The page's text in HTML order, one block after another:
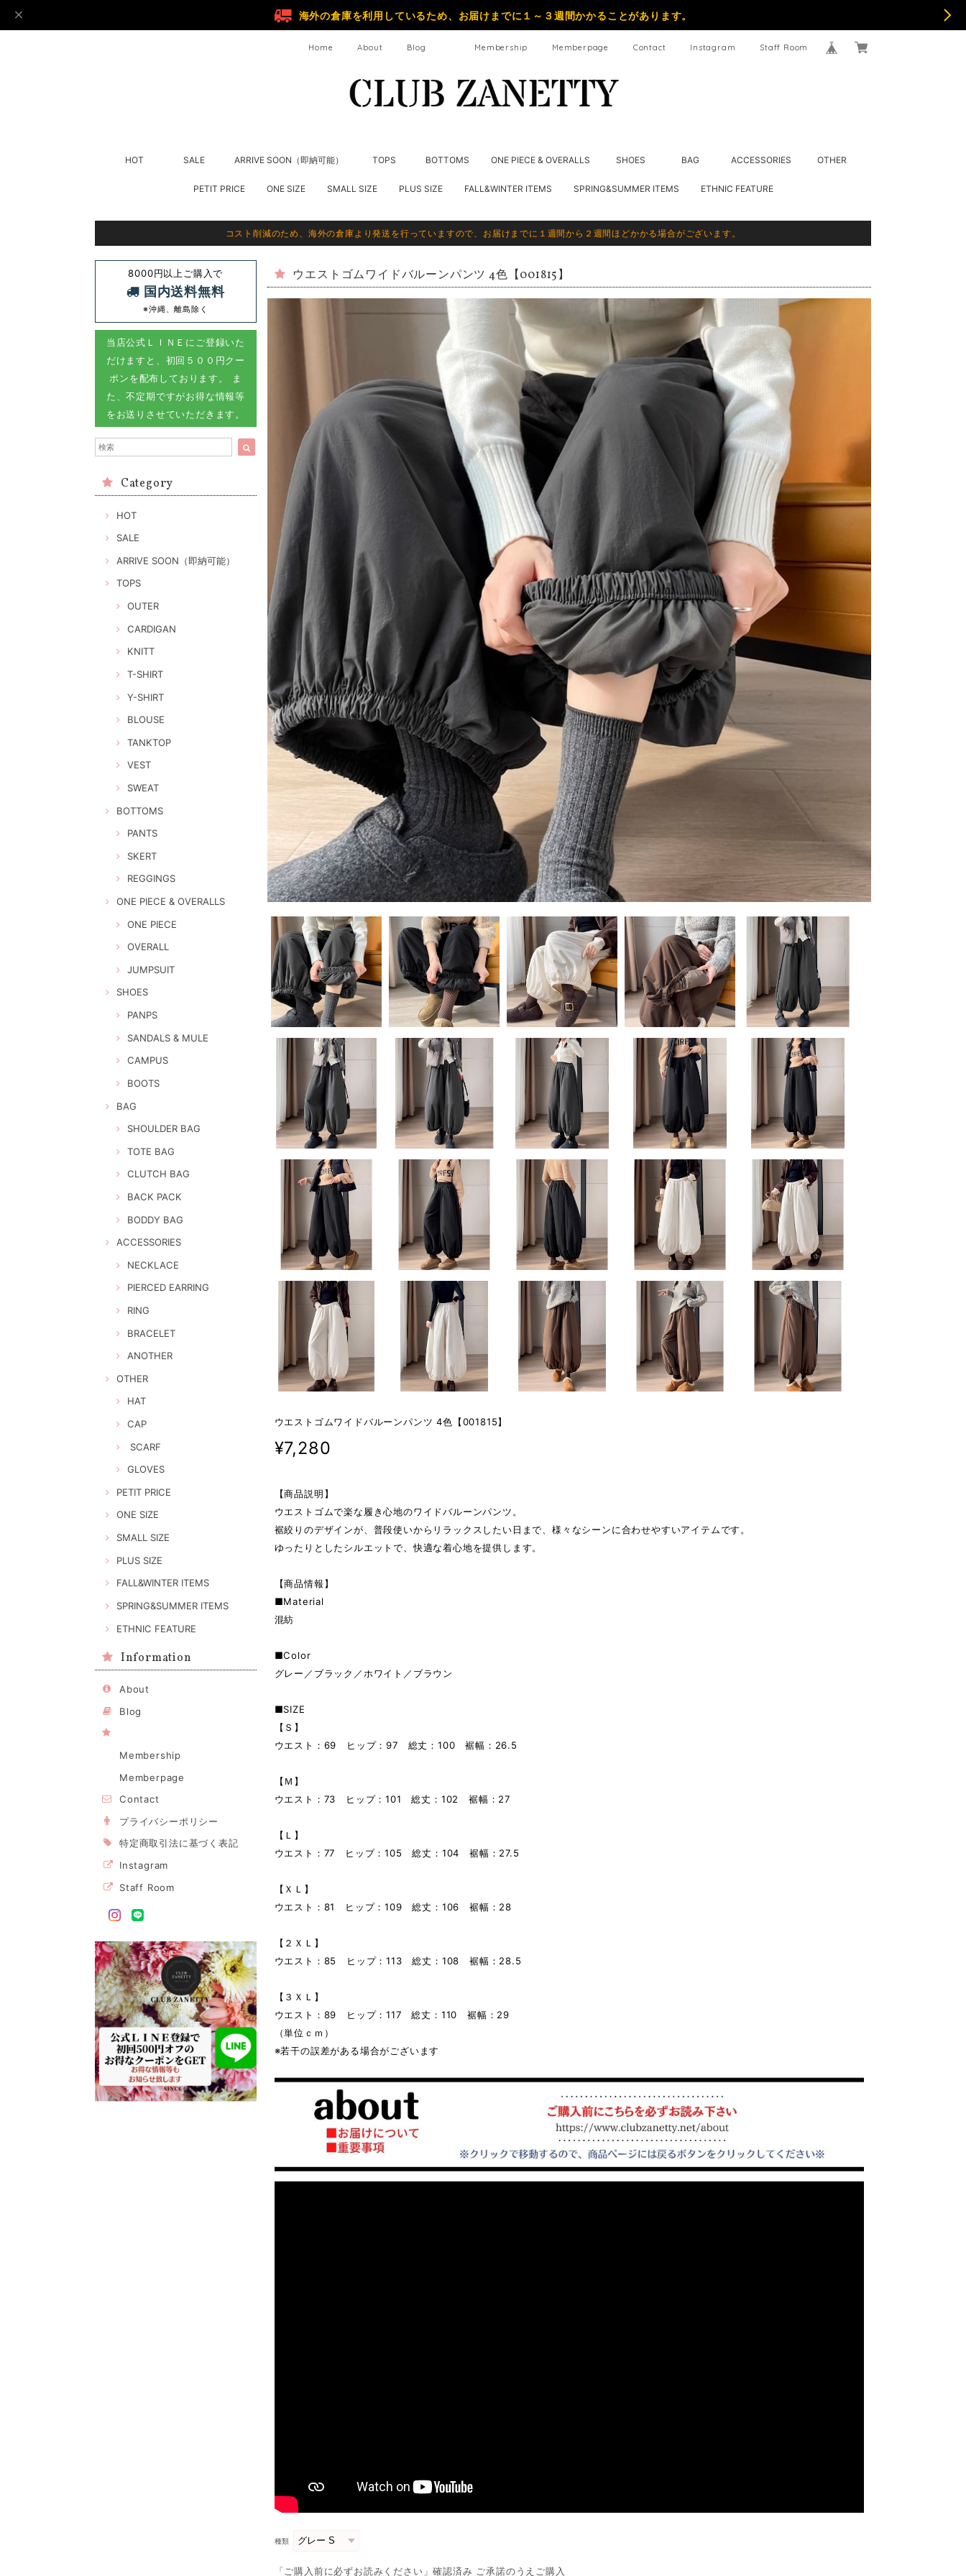
海外の倉庫を利用しているため、お届けまでに１～３週間かかることがあります。
Home About Blog Membership Memberpage Contact Instagram Staff Room
HOT SALE ARRIVE SOON（即納可能） TOPS BOTTOMS ONE PIECE & OVERALLS SHOES BAG ACCESSORIES OTHER
PETIT PRICE ONE SIZE SMALL SIZE PLUS SIZE FALL&WINTER ITEMS SPRING&SUMMER ITEMS ETHNIC FEATURE
コスト削減のため、海外の倉庫より発送を行っていますので、お届けまでに１週間から２週間ほどかかる場合がございます。
8000円以上ご購入で
国内送料無料
※沖縄、離島除く
当店公式ＬＩＮＥにご登録いた
だけますと、初回５００円クー
ポンを配布しております。 ま
た、不定期ですがお得な情報等
をお送りさせていただきます。
Category
HOT
SALE
ARRIVE SOON（即納可能）
TOPS
OUTER
CARDIGAN
KNITT
T-SHIRT
Y-SHIRT
BLOUSE
TANKTOP
VEST
SWEAT
BOTTOMS
PANTS
SKERT
REGGINGS
ONE PIECE & OVERALLS
ONE PIECE
OVERALL
JUMPSUIT
SHOES
PANPS
SANDALS & MULE
CAMPUS
BOOTS
BAG
SHOULDER BAG
TOTE BAG
CLUTCH BAG
BACK PACK
BODDY BAG
ACCESSORIES
NECKLACE
PIERCED EARRING
RING
BRACELET
ANOTHER
OTHER
HAT
CAP
SCARF
GLOVES
PETIT PRICE
ONE SIZE
SMALL SIZE
PLUS SIZE
FALL&WINTER ITEMS
SPRING&SUMMER ITEMS
ETHNIC FEATURE
Information
About
Blog
Membership
Memberpage
Contact
プライバシーポリシー
特定商取引法に基づく表記
Instagram
Staff Room
ウエストゴムワイドバルーンパンツ 4色【001815】
ウエストゴムワイドバルーンパンツ 4色【001815】
¥7,280
【商品説明】
ウエストゴムで楽な履き心地のワイドバルーンパンツ。
裾絞りのデザインが、普段使いからリラックスしたい日まで、様々なシーンに合わせやすいアイテムです。
ゆったりとしたシルエットで、快適な着心地を提供します。
【商品情報】
■Material
混紡
■Color
グレー／ブラック／ホワイト／ブラウン
■SIZE
【Ｓ】
ウエスト：69 ヒップ：97 総丈：100 裾幅：26.5
【Ｍ】
ウエスト：73 ヒップ：101 総丈：102 裾幅：27
【Ｌ】
ウエスト：77 ヒップ：105 総丈：104 裾幅：27.5
【ＸＬ】
ウエスト：81 ヒップ：109 総丈：106 裾幅：28
【２ＸＬ】
ウエスト：85 ヒップ：113 総丈：108 裾幅：28.5
【３ＸＬ】
ウエスト：89 ヒップ：117 総丈：110 裾幅：29
（単位ｃｍ）
※若干の誤差がある場合がございます
種類
「ご購入前に必ずお読みください」確認済み ご承諾のうえご購入